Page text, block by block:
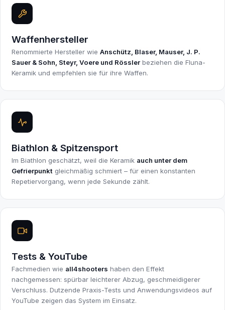
Waffenhersteller
Renommierte Hersteller wieAnschütz, Blaser, Mauser, J. P.
Sauer & Sohn, Steyr, Voere und Rössler beziehen die Fluna-
Keramik und empfehlen sie für ihre Waffen.
Biathlon & Spitzensport
Im Biathlon geschätzt, weil die Keramik auch unter dem
Gefrierpunkt gleichmäßig schmiert – für einen konstanten
Repetiervorgang, wenn jede Sekunde zählt.
Tests & YouTube
Fachmedien wie all4shooters haben den Effekt
nachgemessen: spürbar leichterer Abzug, geschmeidigerer
Verschluss. Dutzende Praxis-Tests und Anwendungsvideos auf
YouTube zeigen das System im Einsatz.